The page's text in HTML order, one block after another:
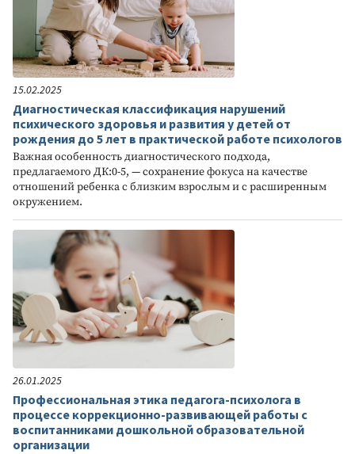
15.02.2025
Диагностическая классификация нарушений
психического здоровья и развития у детей от
рождения до 5 лет в практической работе психологов
Важная особенность диагностического подхода,
предлагаемого ДК:0-5, — сохранение фокуса на качестве
отношений ребенка с близким взрослым и с расширенным
окружением.
26.01.2025
Профессиональная этика педагога-психолога в
процессе коррекционно-развивающей работы с
воспитанниками дошкольной образовательной
организации